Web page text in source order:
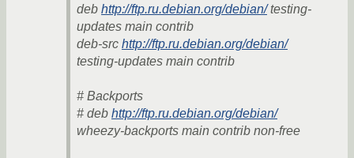
deb http://ftp.ru.debian.org/debian/testing-
updates main contrib
deb-src http://ftp.ru.debian.org/debian/
testing-updates main contrib
# Backports
# deb http://ftp.ru.debian.org/debian/
wheezy-backports main contrib non-free